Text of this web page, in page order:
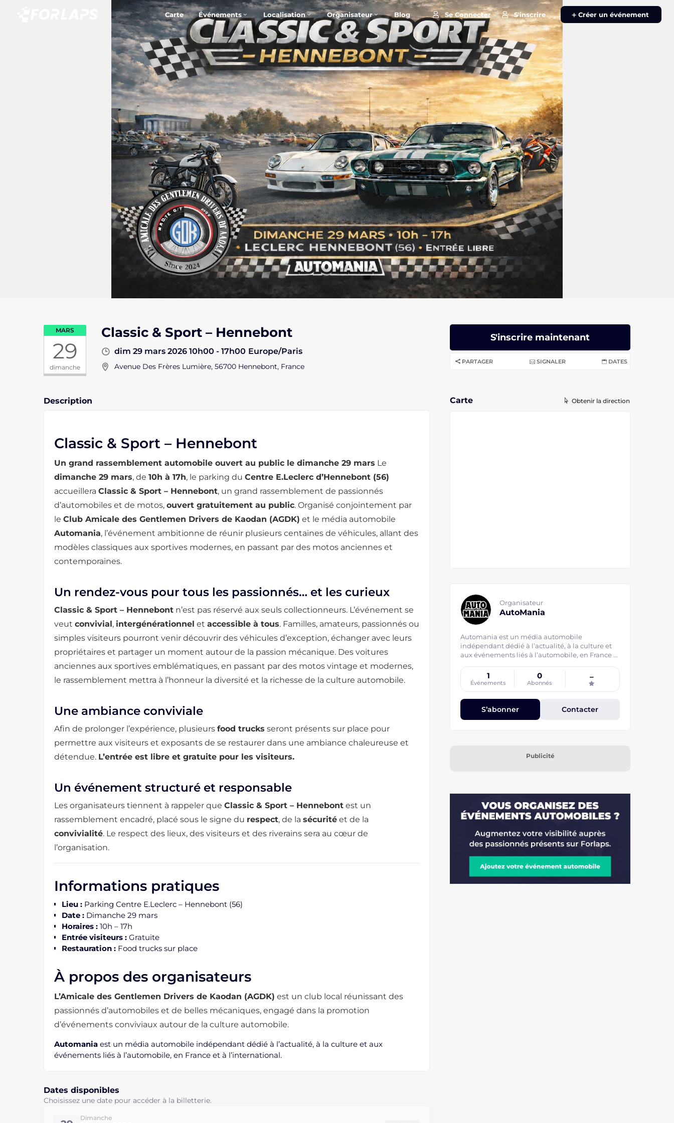
Carte Événements Localisation Organisateur Blog Se Connecter | S'inscrire Créer un événement
MARS
29
dimanche
Classic & Sport – Hennebont
dim 29 mars 2026 10h00 - 17h00 Europe/Paris
Avenue Des Frères Lumière, 56700 Hennebont, France
S'inscrire maintenant
PARTAGER SIGNALER DATES
Description
Classic & Sport – Hennebont
Un grand rassemblement automobile ouvert au public le dimanche 29 mars Le
dimanche 29 mars, de 10h à 17h, le parking du Centre E.Leclerc d’Hennebont (56)
accueillera Classic & Sport – Hennebont, un grand rassemblement de passionnés
d’automobiles et de motos, ouvert gratuitement au public. Organisé conjointement par
le Club Amicale des Gentlemen Drivers de Kaodan (AGDK) et le média automobile
Automania, l’événement ambitionne de réunir plusieurs centaines de véhicules, allant des
modèles classiques aux sportives modernes, en passant par des motos anciennes et
contemporaines.
Un rendez-vous pour tous les passionnés… et les curieux
Classic & Sport – Hennebont n’est pas réservé aux seuls collectionneurs. L’événement se
veut convivial, intergénérationnel et accessible à tous. Familles, amateurs, passionnés ou
simples visiteurs pourront venir découvrir des véhicules d’exception, échanger avec leurs
propriétaires et partager un moment autour de la passion mécanique. Des voitures
anciennes aux sportives emblématiques, en passant par des motos vintage et modernes,
le rassemblement mettra à l’honneur la diversité et la richesse de la culture automobile.
Une ambiance conviviale
Afin de prolonger l’expérience, plusieurs food trucks seront présents sur place pour
permettre aux visiteurs et exposants de se restaurer dans une ambiance chaleureuse et
détendue. L’entrée est libre et gratuite pour les visiteurs.
Un événement structuré et responsable
Les organisateurs tiennent à rappeler que Classic & Sport – Hennebont est un
rassemblement encadré, placé sous le signe du respect, de la sécurité et de la
convivialité. Le respect des lieux, des visiteurs et des riverains sera au cœur de
l’organisation.
Informations pratiques
Lieu : Parking Centre E.Leclerc – Hennebont (56)
Date : Dimanche 29 mars
Horaires : 10h – 17h
Entrée visiteurs : Gratuite
Restauration : Food trucks sur place
À propos des organisateurs
L’Amicale des Gentlemen Drivers de Kaodan (AGDK) est un club local réunissant des
passionnés d’automobiles et de belles mécaniques, engagé dans la promotion
d’événements conviviaux autour de la culture automobile.
Automania est un média automobile indépendant dédié à l’actualité, à la culture et aux
événements liés à l’automobile, en France et à l’international.
Dates disponibles
Choisissez une date pour accéder à la billetterie.
Dimanche
Carte Obtenir la direction
Organisateur
AutoMania
Automania est un média automobile
indépendant dédié à l’actualité, à la culture et
aux événements liés à l’automobile, en France et
1
Événements
0
Abonnés
–
S’abonner Contacter
Publicité